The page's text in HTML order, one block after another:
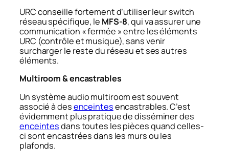
URC conseille fortement d’utiliser leur switch
réseau spécifique, le MFS-8, qui va assurer une
communication « fermée » entre les éléments
URC (contrôle et musique), sans venir
surcharger le reste du réseau et ses autres
éléments.
Multiroom & encastrables
Un système audio multiroom est souvent
associé à desenceintesencastrables. C’est
évidemment plus pratique de disséminer des
enceintesdans toutes les pièces quand celles-
ci sont encastrées dans les murs ou les
plafonds.